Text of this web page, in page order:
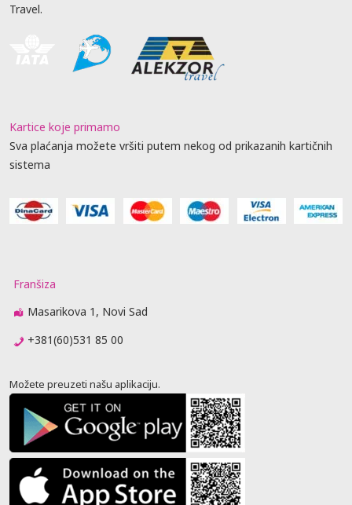
Travel.
Kartice koje primamo
Sva plaćanja možete vršiti putem nekog od prikazanih kartičnih
sistema
Franšiza
Masarikova 1, Novi Sad
+381(60)531 85 00
Možete preuzeti našu aplikaciju.